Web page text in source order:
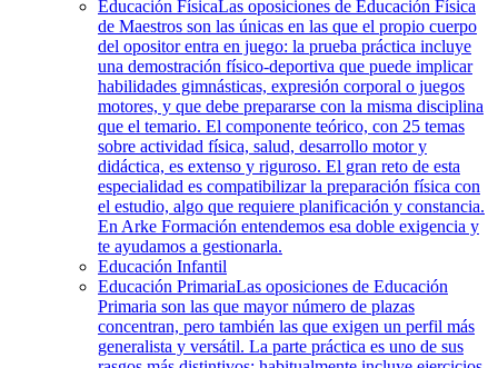
Educación FísicaLas oposiciones de Educación Física
de Maestros son las únicas en las que el propio cuerpo
del opositor entra en juego: la prueba práctica incluye
una demostración físico-deportiva que puede implicar
habilidades gimnásticas, expresión corporal o juegos
motores, y que debe prepararse con la misma disciplina
que el temario. El componente teórico, con 25 temas
sobre actividad física, salud, desarrollo motor y
didáctica, es extenso y riguroso. El gran reto de esta
especialidad es compatibilizar la preparación física con
el estudio, algo que requiere planificación y constancia.
En Arke Formación entendemos esa doble exigencia y
te ayudamos a gestionarla.
Educación Infantil
Educación PrimariaLas oposiciones de Educación
Primaria son las que mayor número de plazas
concentran, pero también las que exigen un perfil más
generalista y versátil. La parte práctica es uno de sus